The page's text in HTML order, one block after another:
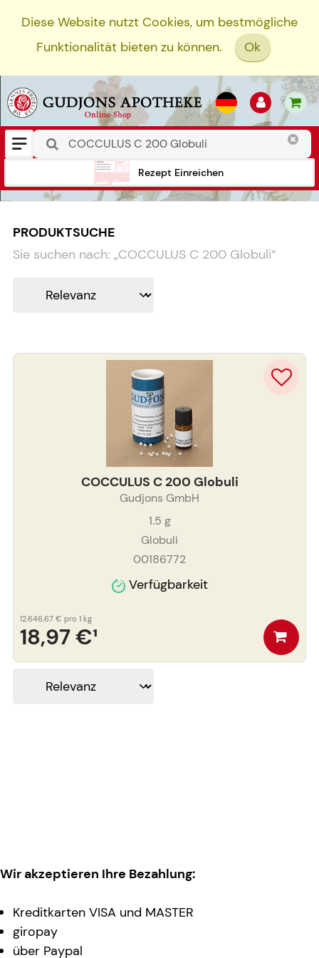
Diese Website nutzt Cookies, um bestmögliche
Funktionalität bieten zu können.
Ok
Rezept Einreichen
PRODUKTSUCHE
Sie suchen nach: „COCCULUS C 200 Globuli“
COCCULUS C 200 Globuli
Gudjons GmbH
1.5 g
Globuli
00186772
Verfügbarkeit
18,97 €¹
12.646,67 € pro 1 kg
Wir akzeptieren Ihre Bezahlung:
Kreditkarten VISA und MASTER
giropay
über Paypal